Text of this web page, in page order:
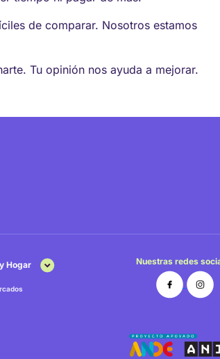
de comparar. Nosotros estamos
Tu opinión nos ayuda a mejorar.
Hogar Nuestras redes